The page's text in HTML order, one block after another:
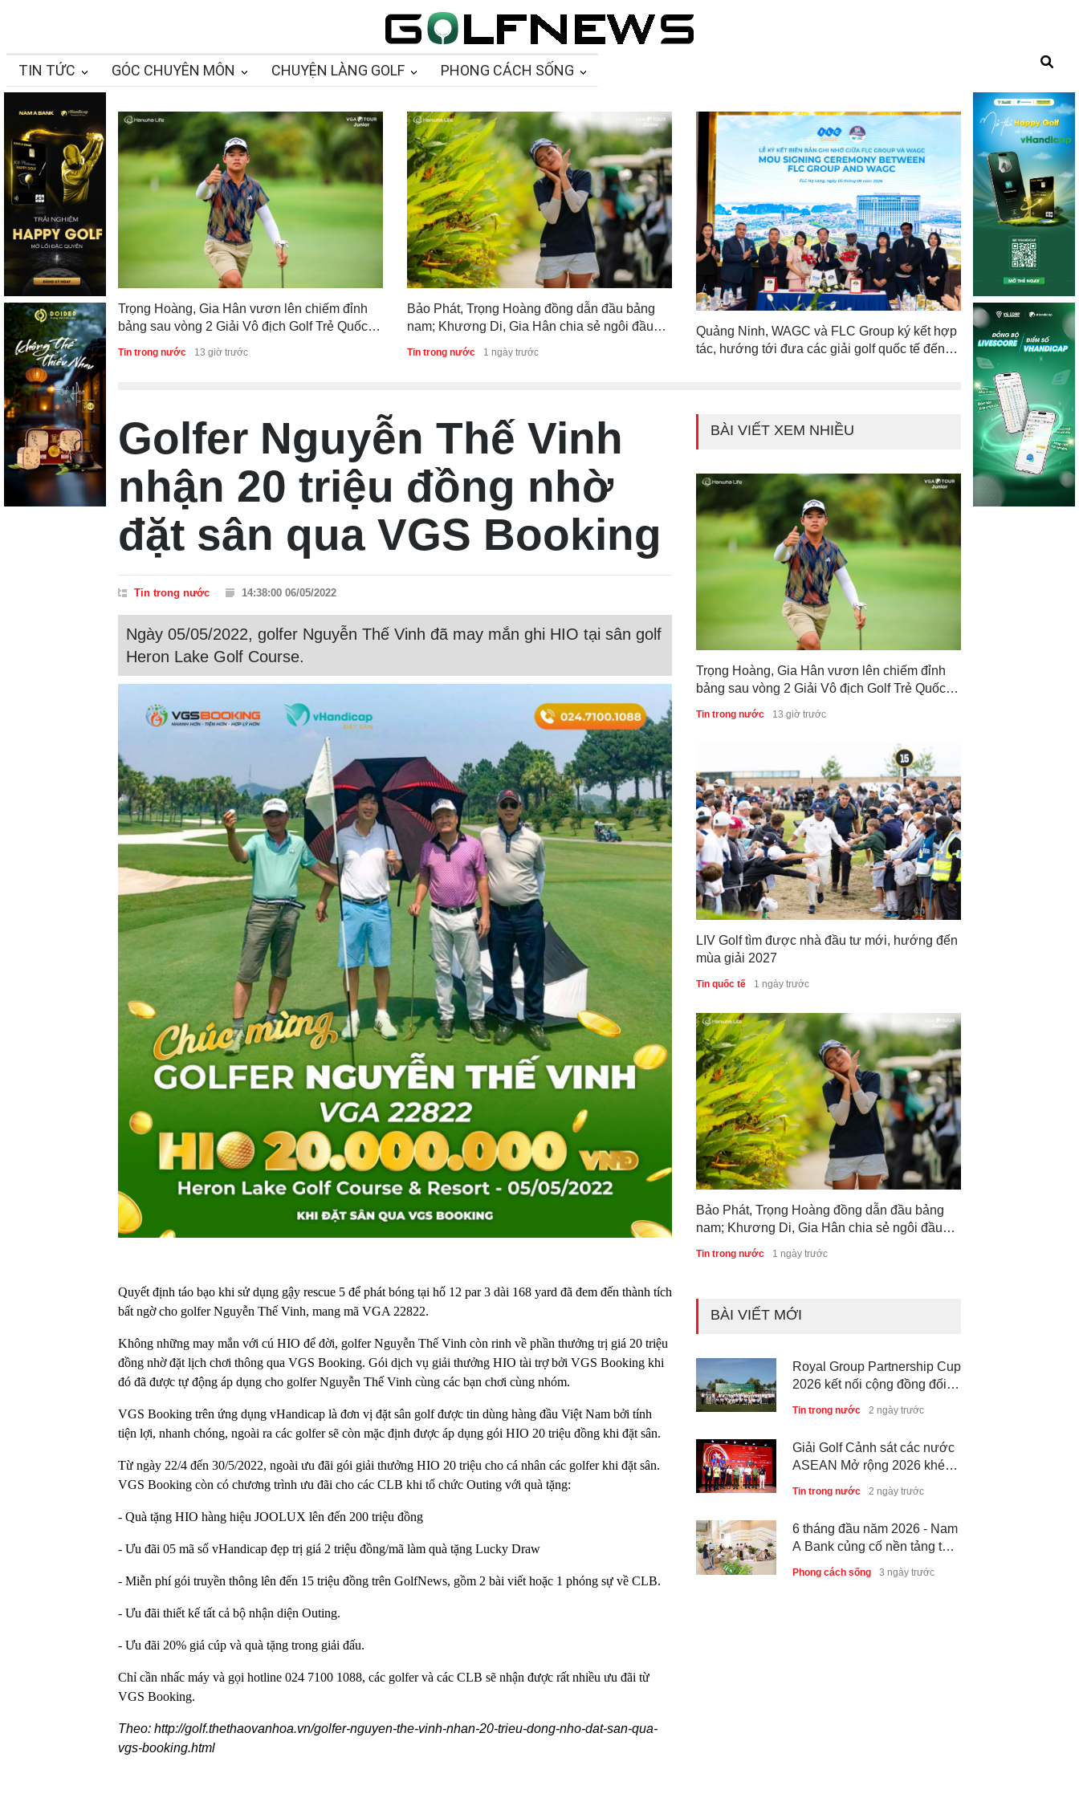
TIN TỨC GÓC CHUYÊN MÔN CHUYỆN LÀNG GOLF PHONG CÁCH SỐNG
Trọng Hoàng, Gia Hân vươn lên chiếm đỉnh
bảng sau vòng 2 Giải Vô địch Golf Trẻ Quốc
Tin trong nước 13 giờ trước
Bảo Phát, Trọng Hoàng đồng dẫn đầu bảng
nam; Khương Di, Gia Hân chia sẻ ngôi đầu
bảng nữ sau vòng 1 Giải Vô địch Golf Trẻ
Quốc gia 2026
Tin trong nước 1 ngày trước
Quảng Ninh, WAGC và FLC Group ký kết hợp
tác, hướng tới đưa các giải golf quốc tế đến
Hoiana Junior
trẻ quốc tế đầu
bảo trợ
Tin trong nước
Golfer Nguyễn Thế Vinh
nhận 20 triệu đồng nhờ
đặt sân qua VGS Booking
Tin trong nước 14:38:00 06/05/2022
Ngày 05/05/2022, golfer Nguyễn Thế Vinh đã may mắn ghi HIO tại sân golf
Heron Lake Golf Course.
Quyết định táo bạo khi sử dụng gậy rescue 5 để phát bóng tại hố 12 par 3 dài 168 yard đã đem đến thành tích
bất ngờ cho golfer Nguyễn Thế Vinh, mang mã VGA 22822.
Không những may mắn với cú HIO để đời, golfer Nguyễn Thế Vinh còn rinh về phần thưởng trị giá 20 triệu
đồng nhờ đặt lịch chơi thông qua VGS Booking. Gói dịch vụ giải thưởng HIO tài trợ bởi VGS Booking khi
đó đã được tự động áp dụng cho golfer Nguyễn Thế Vinh cùng các bạn chơi cùng nhóm.
VGS Booking trên ứng dụng vHandicap là đơn vị đặt sân golf được tin dùng hàng đầu Việt Nam bởi tính
tiện lợi, nhanh chóng, ngoài ra các golfer sẽ còn mặc định được áp dụng gói HIO 20 triệu đồng khi đặt sân.
Từ ngày 22/4 đến 30/5/2022, ngoài ưu đãi gói giải thưởng HIO 20 triệu cho cá nhân các golfer khi đặt sân.
VGS Booking còn có chương trình ưu đãi cho các CLB khi tổ chức Outing với quà tặng:
- Quà tặng HIO hàng hiệu JOOLUX lên đến 200 triệu đồng
- Ưu đãi 05 mã số vHandicap đẹp trị giá 2 triệu đồng/mã làm quà tặng Lucky Draw
- Miễn phí gói truyền thông lên đến 15 triệu đồng trên GolfNews, gồm 2 bài viết hoặc 1 phóng sự về CLB.
- Ưu đãi thiết kế tất cả bộ nhận diện Outing.
- Ưu đãi 20% giá cúp và quà tặng trong giải đấu.
Chỉ cần nhấc máy và gọi hotline 024 7100 1088, các golfer và các CLB sẽ nhận được rất nhiều ưu đãi từ
VGS Booking.
Theo: http://golf.thethaovanhoa.vn/golfer-nguyen-the-vinh-nhan-20-trieu-dong-nho-dat-san-qua-
vgs-booking.html
BÀI VIẾT XEM NHIỀU
Trọng Hoàng, Gia Hân vươn lên chiếm đỉnh
bảng sau vòng 2 Giải Vô địch Golf Trẻ Quốc
Tin trong nước 13 giờ trước
LIV Golf tìm được nhà đầu tư mới, hướng đến
mùa giải 2027
Tin quốc tế 1 ngày trước
Bảo Phát, Trọng Hoàng đồng dẫn đầu bảng
nam; Khương Di, Gia Hân chia sẻ ngôi đầu
bảng nữ sau vòng 1 Giải Vô địch Golf Trẻ
Quốc gia 2026
Tin trong nước 1 ngày trước
BÀI VIẾT MỚI
Royal Group Partnership Cup
2026 kết nối cộng đồng đối
tác tại Royal Long An Golf &
Country Club
Tin trong nước 2 ngày trước
Giải Golf Cảnh sát các nước
ASEAN Mở rộng 2026 khép
lại thành công, thúc đẩy giao
lưu và hợp tác quốc tế
Tin trong nước 2 ngày trước
6 tháng đầu năm 2026 - Nam
A Bank củng cố nền tảng tài
sản và năng lực dự phòng
Phong cách sống 3 ngày trước